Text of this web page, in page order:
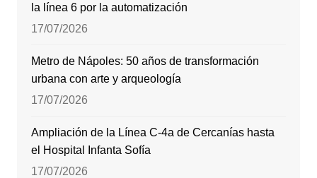
la línea 6 por la automatización
17/07/2026
Metro de Nápoles: 50 años de transformación
urbana con arte y arqueología
17/07/2026
Ampliación de la Línea C-4a de Cercanías hasta
el Hospital Infanta Sofía
17/07/2026